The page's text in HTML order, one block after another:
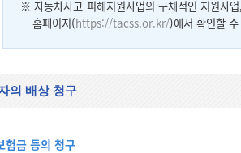
※ 자동차사고 피해지원사업의 구체적인 지원사
홈페이지(https://tacss.or.kr/)에서 확인할
의 배상 청구
험금 등의 청구